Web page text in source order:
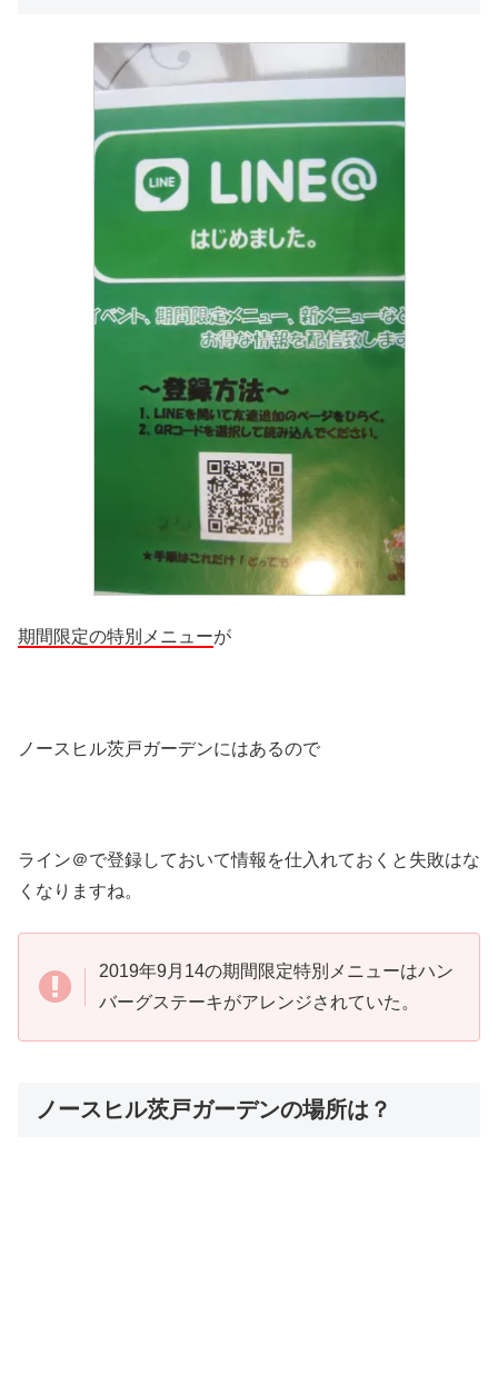
期間限定の特別メニューが
ノースヒル茨戸ガーデンにはあるので
ライン＠で登録しておいて情報を仕入れておくと失敗はな
くなりますね。
2019年9月14の期間限定特別メニューはハン
バーグステーキがアレンジされていた。
ノースヒル茨戸ガーデンの場所は？